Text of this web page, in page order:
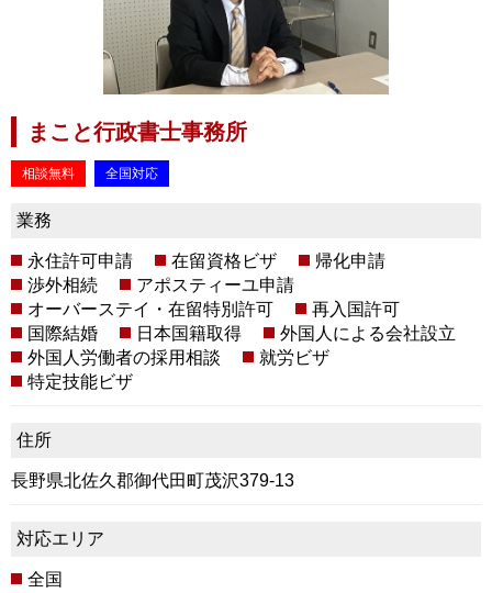
まこと行政書士事務所
相談無料 全国対応
業務
永住許可申請 在留資格ビザ
帰化申請
渉外相続
アポスティーユ申請
オーバーステイ・在留特別許可
再入国許可
国際結婚
日本国籍取得
外国人による会社設立
外国人労働者の採用相談
就労ビザ
特定技能ビザ
住所
長野県北佐久郡御代田町茂沢379-13
対応エリア
全国